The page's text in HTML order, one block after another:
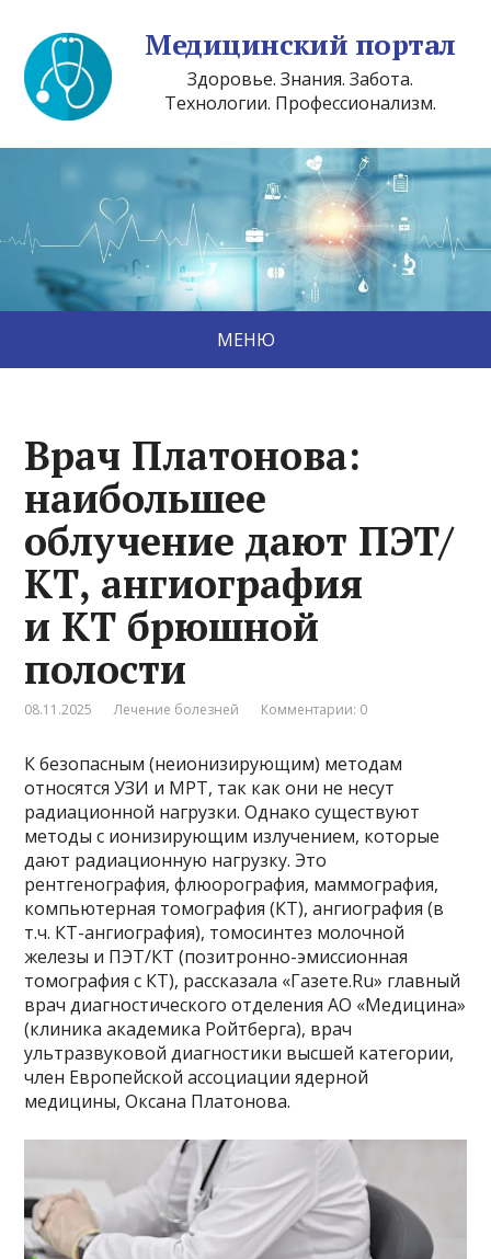
Медицинский портал
Здоровье. Знания. Забота.
Технологии. Профессионализм.
МЕНЮ
Врач Платонова:
наибольшее
облучение дают ПЭТ/
КТ, ангиография
и КТ брюшной
полости
08.11.2025 Лечение болезней Комментарии: 0
К безопасным (неионизирующим) методам
относятся УЗИ и МРТ, так как они не несут
радиационной нагрузки. Однако существуют
методы с ионизирующим излучением, которые
дают радиационную нагрузку. Это
рентгенография, флюорография, маммография,
компьютерная томография (КТ), ангиография (в
т.ч. КТ-ангиография), томосинтез молочной
железы и ПЭТ/КТ (позитронно-эмиссионная
томография с КТ), рассказала «Газете.Ru» главный
врач диагностического отделения АО «Медицина»
(клиника академика Ройтберга), врач
ультразвуковой диагностики высшей категории,
член Европейской ассоциации ядерной
медицины, Оксана Платонова.